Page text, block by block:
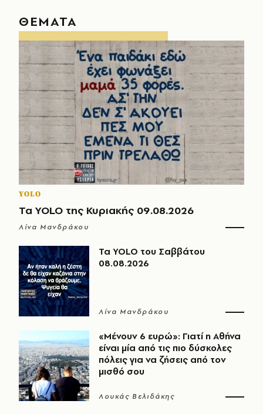
ΘΕΜΑΤΑ
YOLO
Τα YOLO της Κυριακής 09.08.2026
Λίνα Μανδράκου
Τα YOLO του Σαββάτου
08.08.2026
Λίνα Μανδράκου
«Μένουν 6 ευρώ»: Γιατί η Αθήνα
είναι μία από τις πιο δύσκολες
πόλεις για να ζήσεις από τον
μισθό σου
Λουκάς Βελιδάκης